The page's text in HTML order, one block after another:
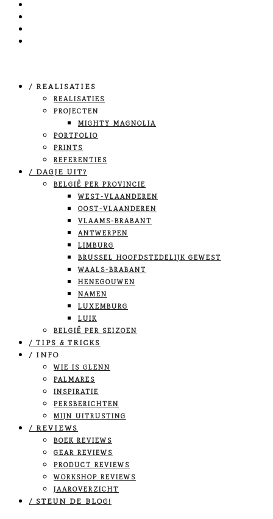
/ REALISATIES
REALISATIES
PROJECTEN
MIGHTY MAGNOLIA
PORTFOLIO
PRINTS
REFERENTIES
/ DAGJE UIT?
BELGIË PER PROVINCIE
WEST-VLAANDEREN
OOST-VLAANDEREN
VLAAMS-BRABANT
ANTWERPEN
LIMBURG
BRUSSEL HOOFDSTEDELIJK GEWEST
WAALS-BRABANT
HENEGOUWEN
NAMEN
LUXEMBURG
LUIK
BELGIË PER SEIZOEN
/ TIPS & TRICKS
/ INFO
WIE IS GLENN
PALMARES
INSPIRATIE
PERSBERICHTEN
MIJN UITRUSTING
/ REVIEWS
BOEK REVIEWS
GEAR REVIEWS
PRODUCT REVIEWS
WORKSHOP REVIEWS
JAAROVERZICHT
/ STEUN DE BLOG!